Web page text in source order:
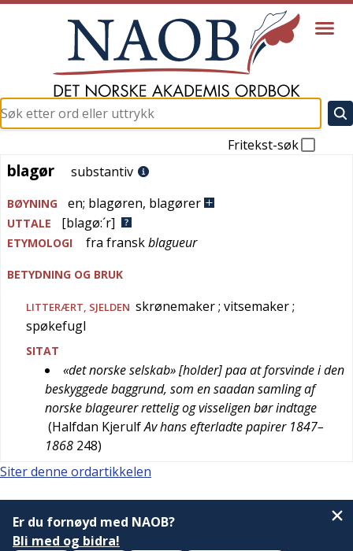
Fritekst-søk
blagør
blagør substantiv
BØYNING en; blagøren, blagører
UTTALE [blagø:´r]
ETYMOLOGI fra franskblagueur
BETYDNING OG BRUK
LITTERÆRT, SJELDEN skrønemaker; vitsemaker;
spøkefugl
SITAT
«det norske selskab» [holder] paa at forsvinde i den
beskyggede baggrund, som en saadan samling af
norske blageurer rettelig og visseligen bør indtage
(Halfdan KjerulfAv hans efterladte papirer 1847–
1868 248)
Siter denne ordartikkelen
Er du fornøyd med NAOB?
Bli med og bidra!